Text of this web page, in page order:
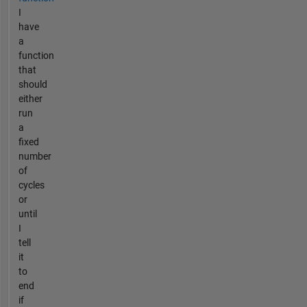
I
have
a
function
that
should
either
run
a
fixed
number
of
cycles
or
until
I
tell
it
to
end
if